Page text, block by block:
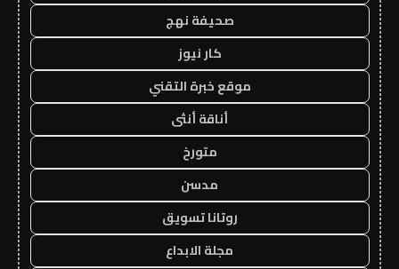
صحيفة نهج
كار نيوز
موقع خبرة التقني
أناقة أنثى
متورخ
مدسن
روتانا تسويق
مجلة الابداع